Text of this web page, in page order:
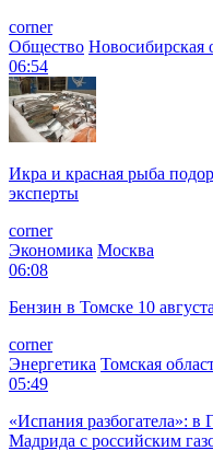
corner
Общество Новосибирская
06:54
Икра и красная рыба
эксперты
corner
Экономика Москва
06:08
Бензин в Томске 10
corner
Энергетика Томская
05:49
«Испания разбогатела»:
Мадрида с российским